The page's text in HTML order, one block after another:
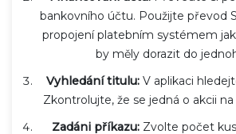
bankovního účtu. Použijte převod
propojení platebním systémem
by měly dorazit do
Vyhledání titulu:V aplikaci
Zkontrolujte, že se jedná o akcii
Zadáni příkazu:Zvolte počet